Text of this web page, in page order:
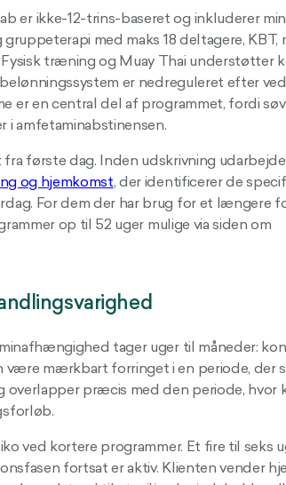
er ikke-12-trins-baseret og inkluderer
med maks 18 deltagere, KBT,
træning og Muay Thai understøtter
er nedreguleret efter
er en central del af programmet, fordi
i amfetaminabstinensen.
første dag. Inden udskrivning
og hjemkomst, der identificerer de
For dem der har brug for et længere
op til 52 uger mulige via siden om
tager uger til måneder:
være mærkbart forringet i en periode, der
overlapper præcis med den periode, hvor
ved kortere programmer. Et fire til seks
fortsat er aktiv. Klienten vender